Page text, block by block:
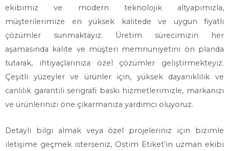
ekibimiz ve modern teknolojik altyapımızla,
müşterilerimize en yüksek kalitede ve uygun fiyatlı
çözümler sunmaktayız. Üretim sürecimizin her
aşamasında kalite ve müşteri memnuniyetini ön planda
tutarak, ihtiyaçlarınıza özel çözümler geliştirmekteyiz.
Çeşitli yüzeyler ve ürünler için, yüksek dayanıklılık ve
canlılık garantili serigrafi baskı hizmetlerimizle, markanızı
ve ürünlerinizi öne çıkarmanıza yardımcı oluyoruz.
Detaylı bilgi almak veya özel projeleriniz için bizimle
iletişime geçmek isterseniz, Ostim Etiket’in uzman ekibi